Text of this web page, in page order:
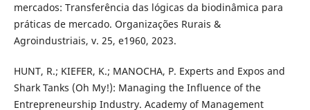
mercados: Transferência das lógicas da biodinâmica para
práticas de mercado. Organizações Rurais &
Agroindustriais, v. 25, e1960, 2023.
HUNT, R.; KIEFER, K.; MANOCHA, P. Experts and Expos and
Shark Tanks (Oh My!): Managing the Influence of the
Entrepreneurship Industry. Academy of Management